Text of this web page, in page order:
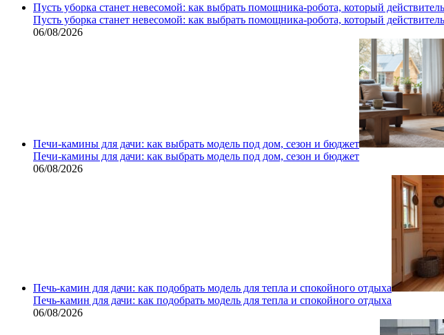
Пусть уборка станет невесомой: как выбрать помощника‑робота, который
Пусть уборка станет невесомой: как выбрать помощника‑робота, который
06/08/2026
Печи-камины для дачи: как выбрать модель под дом, сезон и бюджет
Печи-камины для дачи: как выбрать модель под дом, сезон и бюджет
06/08/2026
Печь-камин для дачи: как подобрать модель для тепла и спокойного отдыха
Печь-камин для дачи: как подобрать модель для тепла и спокойного отдыха
06/08/2026